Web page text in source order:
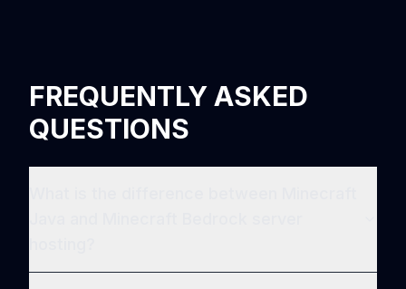
FREQUENTLY ASKED
QUESTIONS